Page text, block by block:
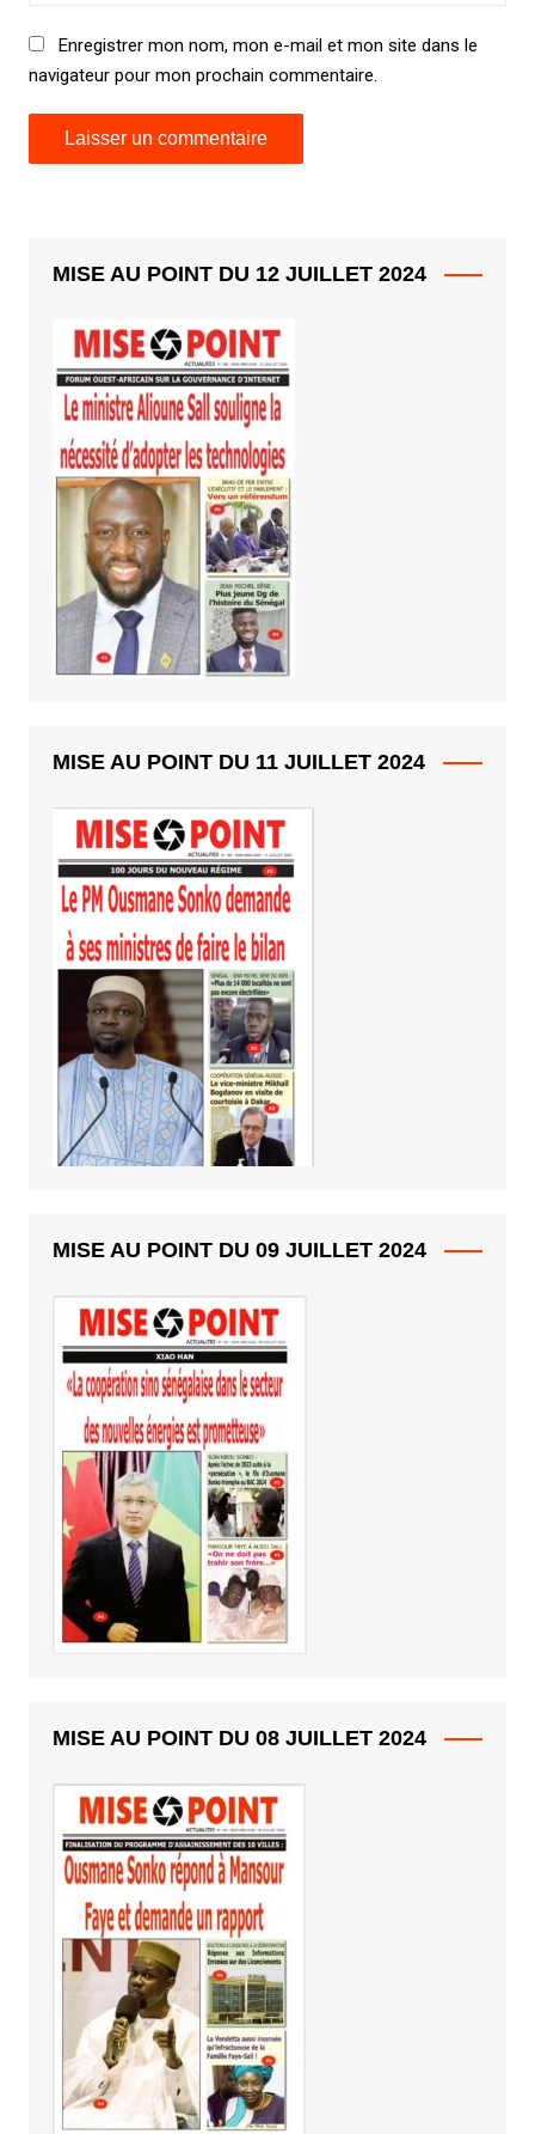
Enregistrer mon nom, mon e-mail et mon site dans le
navigateur pour mon prochain commentaire.
MISE AU POINT DU 12 JUILLET 2024
MISE AU POINT DU 11 JUILLET 2024
MISE AU POINT DU 09 JUILLET 2024
MISE AU POINT DU 08 JUILLET 2024